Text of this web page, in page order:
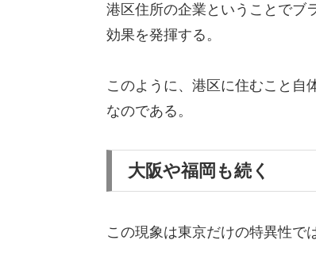
港区住所の企業ということでブ
効果を発揮する。
このように、港区に住むこと自
なのである。
大阪や福岡も続く
この現象は東京だけの特異性で